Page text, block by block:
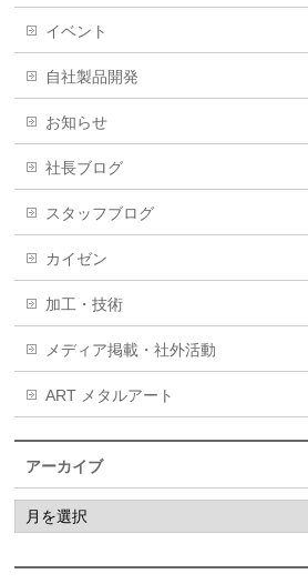
イベント
自社製品開発
お知らせ
社長ブログ
スタッフブログ
カイゼン
加工・技術
メディア掲載・社外活動
ART メタルアート
アーカイブ